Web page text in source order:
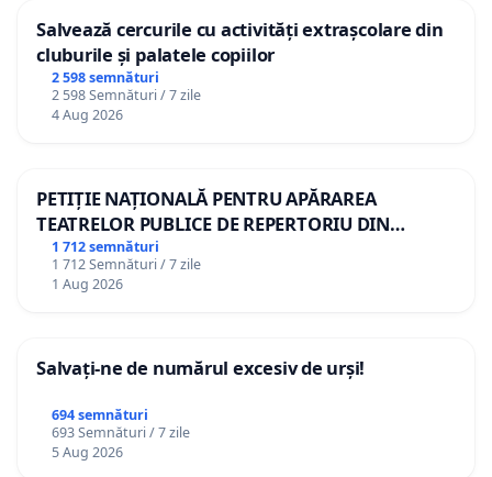
Salvează cercurile cu activități extrașcolare din
cluburile și palatele copiilor
2 598 semnături
2 598 Semnături / 7 zile
4 Aug 2026
PETIȚIE NAȚIONALĂ PENTRU APĂRAREA
TEATRELOR PUBLICE DE REPERTORIU DIN
ROMÂNIA
1 712 semnături
1 712 Semnături / 7 zile
1 Aug 2026
Salvați-ne de numărul excesiv de urși!
694 semnături
693 Semnături / 7 zile
5 Aug 2026